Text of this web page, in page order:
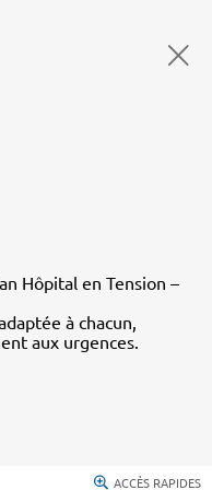
Hôpital en Tension –
à chacun,
aux urgences.
ACCÈS RAPIDES